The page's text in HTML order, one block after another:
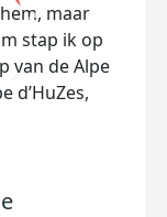
maar
stap ik op
van de Alpe
d’HuZes,